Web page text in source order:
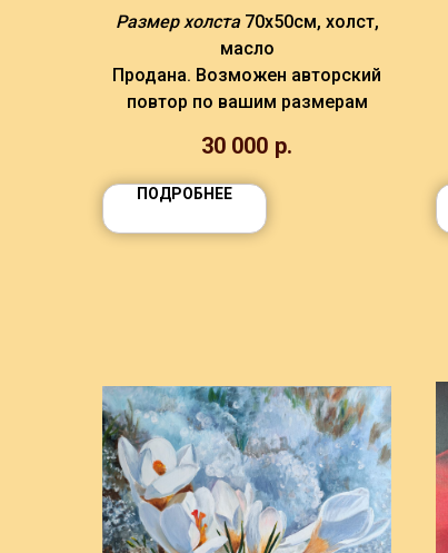
Размер холста70х50см, холст,
масло
Продана. Возможен авторский
повтор по вашим размерам
30 000 р.
ПОДРОБНЕЕ